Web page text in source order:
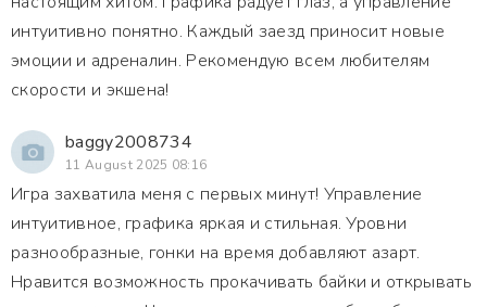
интуитивно понятно. Каждый заезд приносит новые
эмоции и адреналин. Рекомендую всем любителям
скорости и экшена!
baggy2008734
11 August 2025 08:16
Игра захватила меня с первых минут! Управление
интуитивное, графика яркая и стильная. Уровни
разнообразные, гонки на время добавляют азарт.
Нравится возможность прокачивать байки и открывать